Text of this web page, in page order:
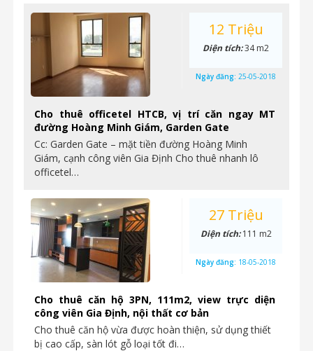
Cho thuê officetel HTCB, vị trí căn ngay MT
đường Hoàng Minh Giám, Garden Gate
Cc: Garden Gate – mặt tiền đường Hoàng Minh
Giám, cạnh công viên Gia Định Cho thuê nhanh lô
officetel…
12 Triệu
Diện tích:34 m2
Ngày đăng: 25-05-2018
Cho thuê căn hộ 3PN, 111m2, view trực diện
công viên Gia Định, nội thất cơ bản
Cho thuê căn hộ vừa được hoàn thiện, sử dụng thiết
bị cao cấp, sàn lót gỗ loại tốt đi…
27 Triệu
Diện tích:111 m2
Ngày đăng: 18-05-2018